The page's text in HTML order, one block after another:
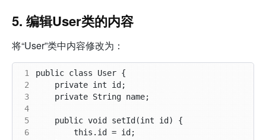
5. 编辑User类的内容
将“User”类中内容修改为：
1
2
3
4
5
6